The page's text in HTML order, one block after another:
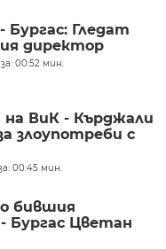
Гледат
директор
00:52 мин.
на ВиК - Кърджали
злоупотреби с
00:45 мин.
бившия
Бургас Цветан